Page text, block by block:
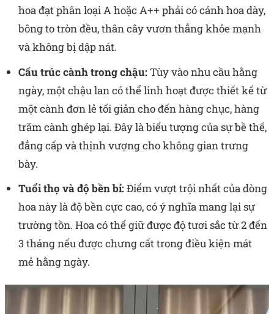
hoa đạt phân loại A hoặc A++ phải có cánh hoa dày,
bông to tròn đều, thân cây vươn thẳng khỏe mạnh
và không bị dập nát.
Cấu trúc cành trong chậu:Tùy vào nhu cầu hằng
ngày, một chậu lan có thể linh hoạt được thiết kế từ
một cành đơn lẻ tối giản cho đến hàng chục, hàng
trăm cành ghép lại. Đây là biểu tượng của sự bề thế,
đẳng cấp và thịnh vượng cho không gian trưng
bày.
Tuổi thọ và độ bền bỉ:Điểm vượt trội nhất của dòng
hoa này là độ bền cực cao, có ý nghĩa mang lại sự
trường tồn. Hoa có thể giữ được độ tươi sắc từ 2 đến
3 tháng nếu được chưng cất trong điều kiện mát
mẻ hằng ngày.